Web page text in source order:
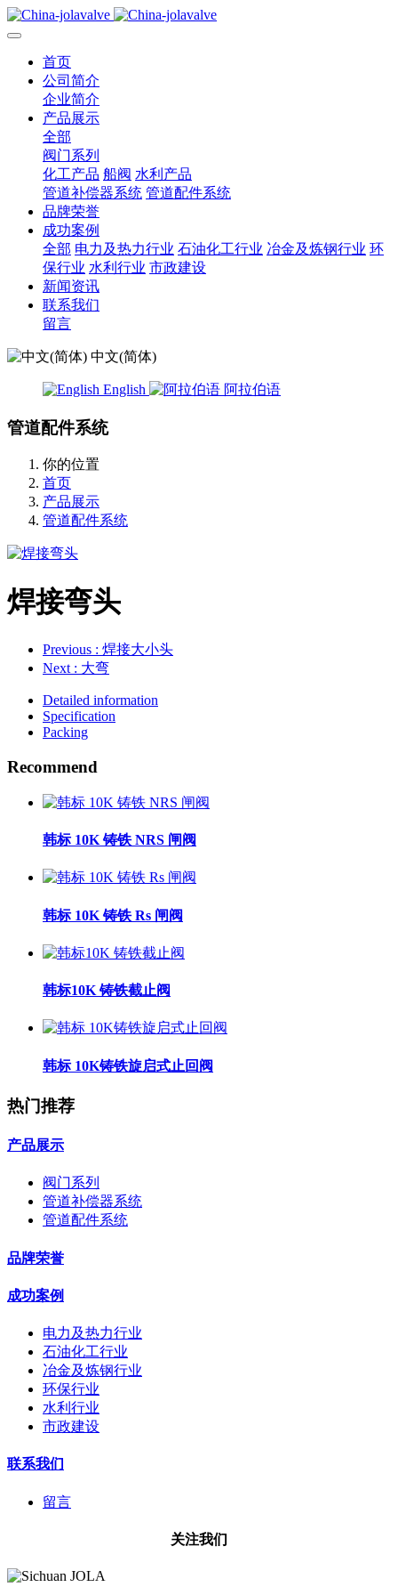
首页
公司简介
企业简介
产品展示
全部
阀门系列
化工产品 船阀 水利产品
管道补偿器系统 管道配件系统
品牌荣誉
成功案例
全部 电力及热力行业 石油化工行业 冶金及炼钢行业 环
保行业 水利行业 市政建设
新闻资讯
联系我们
留言
中文(简体)
English 阿拉伯语
管道配件系统
你的位置
首页
产品展示
管道配件系统
焊接弯头
Previous : 焊接大小头
Next : 大弯
Detailed information
Specification
Packing
Recommend
韩标 10K 铸铁 NRS 闸阀
韩标 10K 铸铁 Rs 闸阀
韩标10K 铸铁截止阀
韩标 10K铸铁旋启式止回阀
热门推荐
产品展示
阀门系列
管道补偿器系统
管道配件系统
品牌荣誉
成功案例
电力及热力行业
石油化工行业
冶金及炼钢行业
环保行业
水利行业
市政建设
联系我们
留言
关注我们